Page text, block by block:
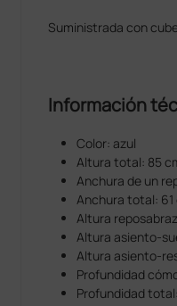
Suministrada con
Información
Color: azul
Altura total: 85
Anchura de un
Anchura total: 61
Altura
Altura asiento-
Altura asiento-
Profundidad
Profundidad